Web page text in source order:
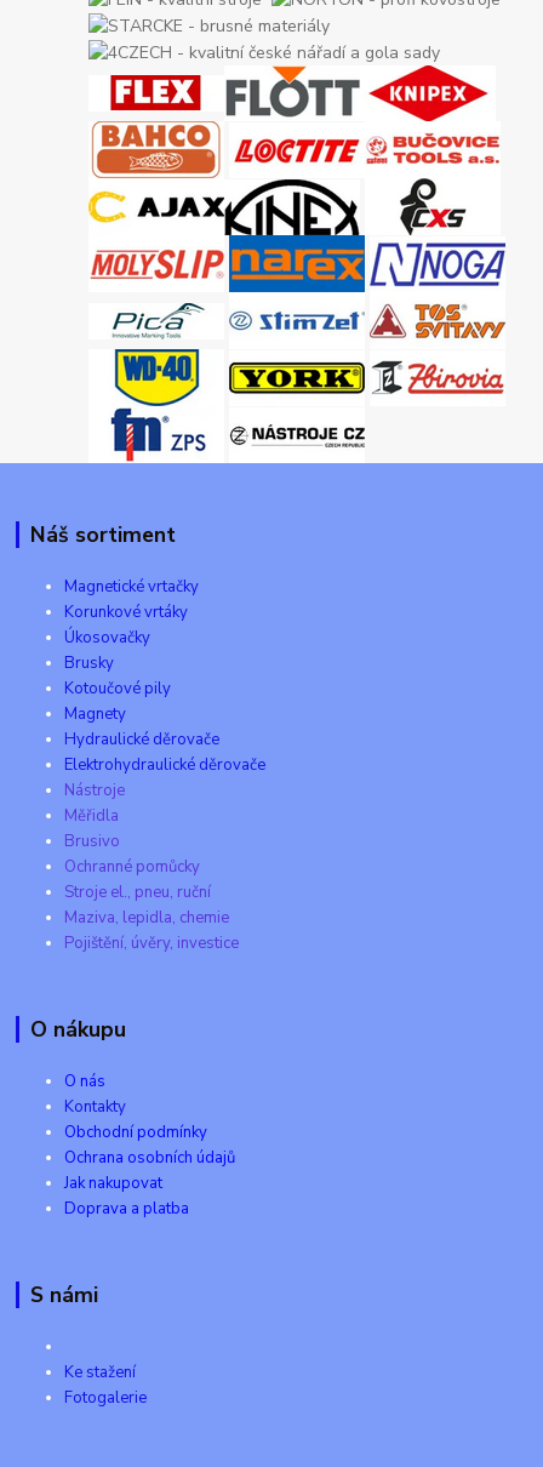
Náš sortiment
Magnetické vrtačky
Korunkové vrtáky
Úkosovačky
Brusky
Kotoučové pily
Magnety
Hydraulické děrovače
Elektrohydraulické děrovače
Nástroje
Měřidla
Brusivo
Ochranné pomůcky
Stroje el., pneu, ruční
Maziva, lepidla, chemie
Pojištění, úvěry, investice
O nákupu
O nás
Kontakty
Obchodní podmínky
Ochrana osobních údajů
Jak nakupovat
Doprava a platba
S námi
Ke stažení
Fotogalerie